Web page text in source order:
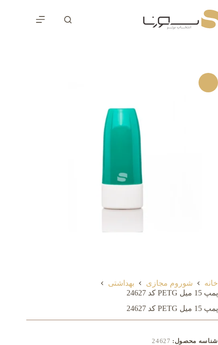
به
محتوا
خانه شوروم مجازی
بهداشتی
پمپ 15 میل PETG کد 24627
پمپ 15 میل PETG کد 24627
شناسه محصول: 24627